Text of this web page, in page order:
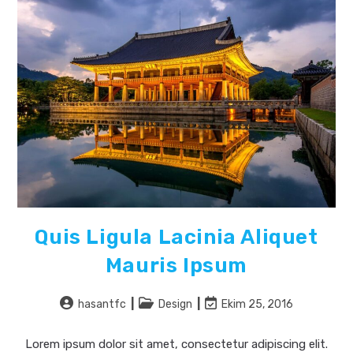
Quis Ligula Lacinia Aliquet
Mauris Ipsum
Posthasantfc
PostDesign
Post
modified:
Ekim 25, 2016
Lorem ipsum dolor sit amet, consectetur adipiscing elit.